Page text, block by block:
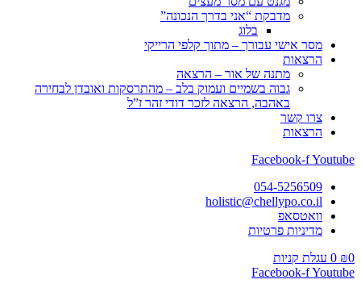
מדבקת “אני בדרך הנכונה”
בלוג
מסר אישי עבורך – מתוך קלפי הרייקי
הרצאות
מתנה של אור – הרצאה
גבוה בשמיים ועמוק בלב – מהתרסקות ואובדן לבחירה
באהבה, הרצאה לזכר דודי זהר ז”ל
צרו קשר
הרצאות
Facebook-fYoutube
054-5256509
holistic@chellypo.co.il
וואטסאפ
מדיניות פרטיות
₪0
0 עגלת קניות
Facebook-fYoutube